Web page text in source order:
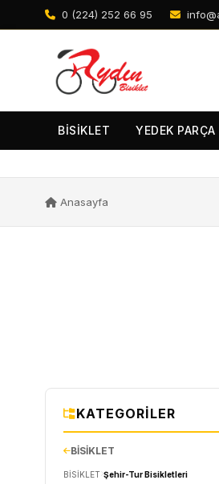
0 (224) 252 66 95
BİSİKLET YEDEK PARÇA
Anasayfa
KATEGORILER
BİSİKLET
BİSİKLET Şehir-Tur Bisikletleri